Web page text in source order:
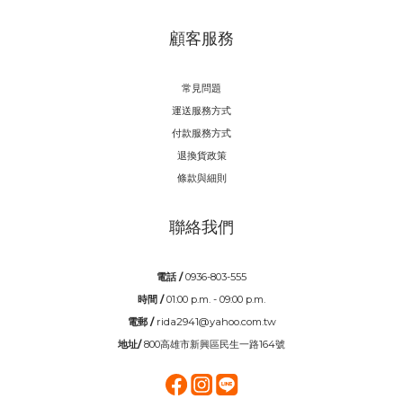
顧客服務
常見問題
運送服務方式
付款服務方式
退換貨政策
條款與細則
聯絡我們
電話 /0936-803-555
時間 /01:00 p.m. - 09:00 p.m.
電郵 / rida2941@yahoo.com.tw
地址/800高雄市新興區民生一路164號